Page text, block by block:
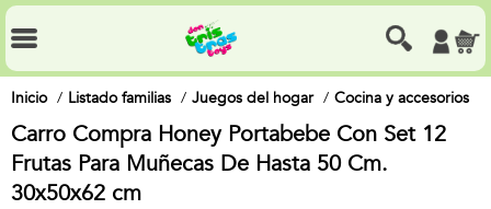
Inicio Listado familias Juegos del hogar Cocina y accesorios
Carro Compra Honey Portabebe Con Set 12
Frutas Para Muñecas De Hasta 50 Cm.
30x50x62 cm